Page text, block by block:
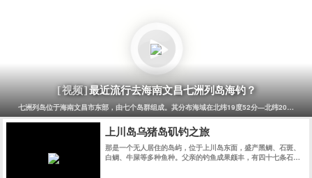
[视频]最近流行去海南文昌七洲列岛海钓？
七洲列岛位于海南文昌市东部，由七个岛群组成。其分布海域在北纬19度52分—北纬20度，
上川岛乌猪岛矶钓之旅
那是一个无人居住的岛屿，位于上川岛东面，盛产黑鲷、石斑、
白鲷、牛屎等多种鱼种。父亲的钓鱼成果颇丰，有四十七条石斑